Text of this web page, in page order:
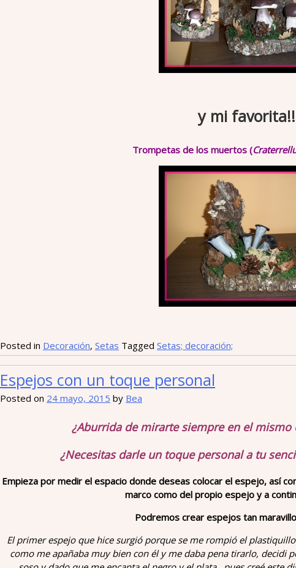
y mi
Trompetas de los muertos (
Posted in Decoración, Setas Tagged Setas; decoración;
Espejos con un toque personal
Posted on 24 mayo, 2015 by Bea
¿Aburrida de mirarte siempre en el
¿Necesitas darle un toque personal a tu
Empieza por medir el espacio donde deseas colocar el espejo, así
marco como del propio espejo y a
Podremos crear espejos tan
El primer espejo que hice surgió porque se me rompió el
como me apañaba muy bien con él y me daba pena tirarlo, decidi